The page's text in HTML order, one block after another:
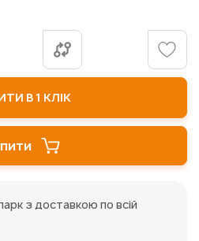
В 1 КЛІК
з доставкою по всій